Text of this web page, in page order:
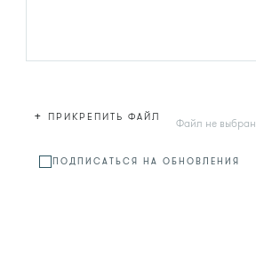
+ ПРИКРЕПИТЬ ФАЙЛ Файл не выбран
ПОДПИСАТЬСЯ НА ОБНОВЛЕНИЯ